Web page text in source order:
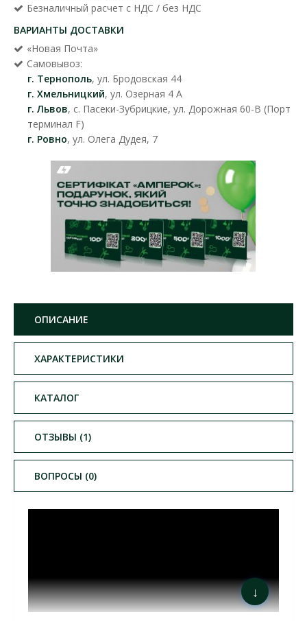
Безналичный расчет с НДС / без НДС
ВАРИАНТЫ ДОСТАВКИ
«Новая Почта»
Самовывоз:
г. Тернополь, ул. Бродовская 44
г. Хмельницкий, ул. Озерная 4 А
г. Львов, с. Пасеки-Зубрицкие, ул. Дорожная 60-В (Порт
терминал F)
г. Ровно, ул. Олега Дудея, 7
ОПИСАНИЕ
ХАРАКТЕРИСТИКИ
КАТАЛОГ
ОТЗЫВЫ (1)
ВОПРОСЫ (0)
↓